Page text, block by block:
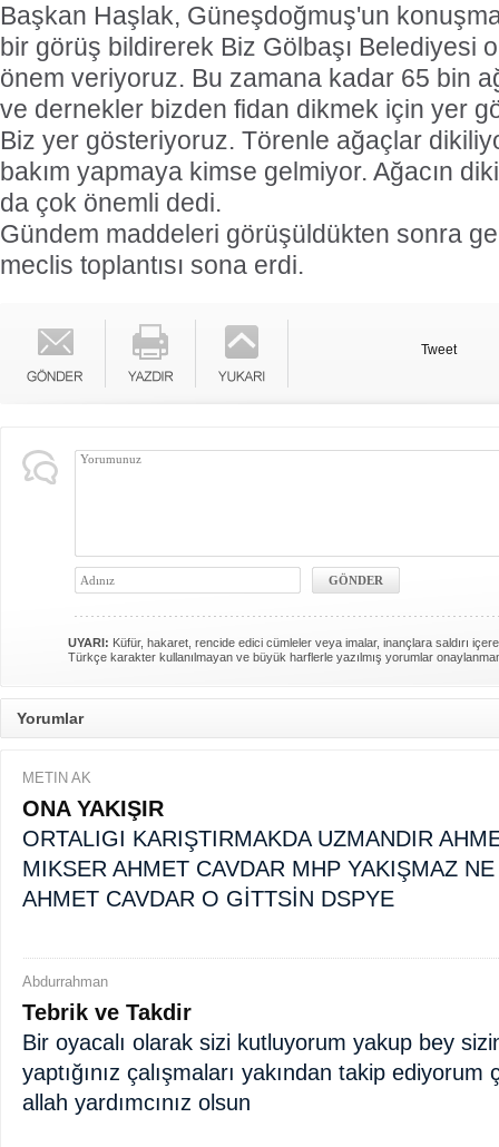
Başkan Haşlak, Güneşdoğmuş'un
bir görüş bildirerek Biz Gölbaşı Belediyesi
önem veriyoruz. Bu zamana kadar 65 bin
ve dernekler bizden fidan dikmek için yer
Biz yer gösteriyoruz. Törenle ağaçlar
bakım yapmaya kimse gelmiyor. Ağacın
da çok önemli dedi.
Gündem maddeleri görüşüldükten sonra
meclis toplantısı sona erdi.
Tweet
UYARI: Küfür, hakaret, rencide edici cümleler veya imalar, inançlara saldırı
Türkçe karakter kullanılmayan ve büyük harflerle yazılmış yorumlar
Yorumlar
METIN AK
ONA YAKIŞIR
ORTALIGI KARIŞTIRMAKDA UZMANDIR
MIKSER AHMET CAVDAR MHP YAKIŞMAZ
AHMET CAVDAR O GİTTSİN DSPYE
Abdurrahman
Tebrik ve Takdir
Bir oyacalı olarak sizi kutluyorum yakup bey
yaptığınız çalışmaları yakından takip ediyorum
allah yardımcınız olsun